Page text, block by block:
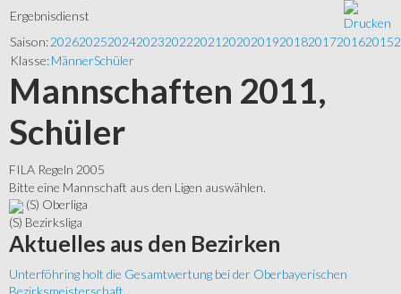
Ergebnisdienst
Saison:202620252024202320222021 202020192018201720162015
Klasse:MännerSchüler
Mannschaften 2011,
Schüler
FILA Regeln 2005
Bitte eine Mannschaft aus den Ligen auswählen.
(S) Oberliga
(S) Bezirksliga
Aktuelles aus den Bezirken
Unterföhring holt die Gesamtwertung bei der Oberbayerischen
Bezirksmeisterschaft